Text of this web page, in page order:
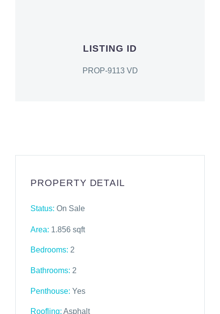
LISTING ID
PROP-9113 VD
PROPERTY DETAIL
Status: On Sale
Area: 1.856 sqft
Bedrooms: 2
Bathrooms: 2
Penthouse: Yes
Roofling: Asphalt